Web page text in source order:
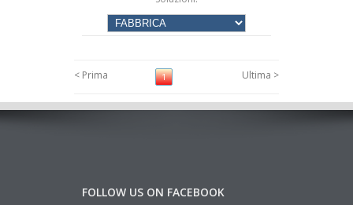
< Prima 1 Ultima >
FOLLOW US ON FACEBOOK